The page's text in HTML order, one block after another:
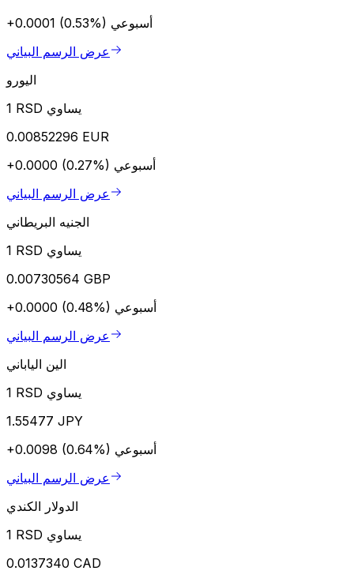
+0.0001 (0.53%) أسبوعي
عرض الرسم البياني
اليورو
1 RSD يساوي
0.00852296 EUR
+0.0000 (0.27%) أسبوعي
عرض الرسم البياني
الجنيه البريطاني
1 RSD يساوي
0.00730564 GBP
+0.0000 (0.48%) أسبوعي
عرض الرسم البياني
الين الياباني
1 RSD يساوي
1.55477 JPY
+0.0098 (0.64%) أسبوعي
عرض الرسم البياني
الدولار الكندي
1 RSD يساوي
0.0137340 CAD